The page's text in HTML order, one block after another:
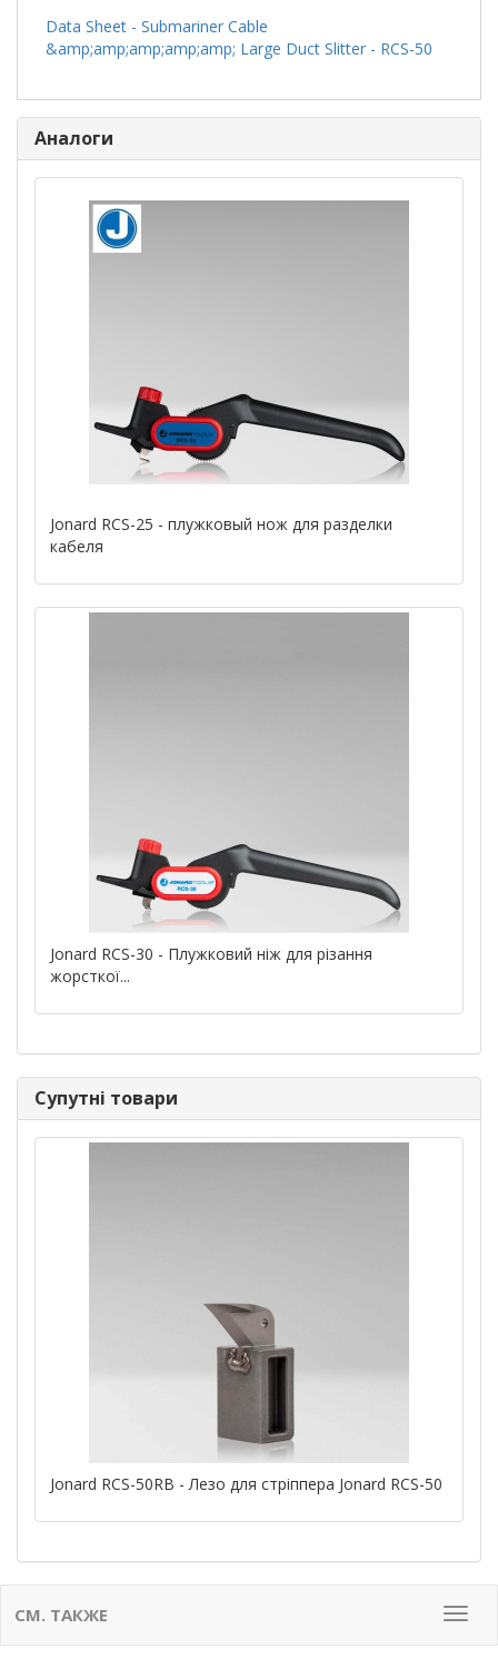
Data Sheet - Submariner Cable
&amp;amp;amp;amp;amp; Large Duct Slitter - RCS-50
Аналоги
Jonard RCS-25 - плужковый нож для разделки
кабеля
Jonard RCS-30 - Плужковий ніж для різання
жорсткої...
Супутні товари
Jonard RCS-50RB - Лезо для стріппера Jonard RCS-50
Меню
СМ. ТАКЖЕ